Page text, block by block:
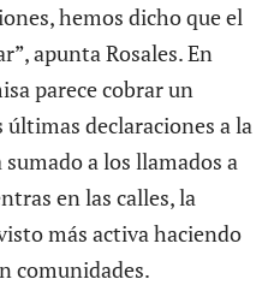
hemos dicho que el
apunta Rosales. En
parece cobrar un
declaraciones a la
a los llamados a
en las calles, la
más activa haciendo
comunidades.